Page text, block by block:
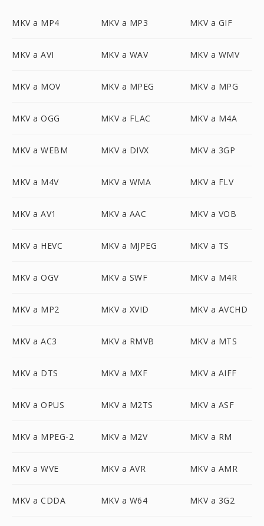
MKV a MP4 MKV a MP3 MKV a GIF
MKV a AVI MKV a WAV MKV a WMV
MKV a MOV MKV a MPEG MKV a MPG
MKV a OGG MKV a FLAC MKV a M4A
MKV a WEBM MKV a DIVX MKV a 3GP
MKV a M4V MKV a WMA MKV a FLV
MKV a AV1 MKV a AAC MKV a VOB
MKV a HEVC MKV a MJPEG MKV a TS
MKV a OGV MKV a SWF MKV a M4R
MKV a MP2 MKV a XVID MKV a AVCHD
MKV a AC3 MKV a RMVB MKV a MTS
MKV a DTS MKV a MXF MKV a AIFF
MKV a OPUS MKV a M2TS MKV a ASF
MKV a MPEG-2 MKV a M2V MKV a RM
MKV a WVE MKV a AVR MKV a AMR
MKV a CDDA MKV a W64 MKV a 3G2